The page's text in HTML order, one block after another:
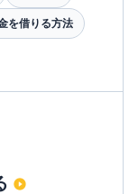
を借りる方法